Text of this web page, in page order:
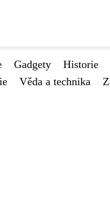
Gadgety Historie
Věda a technika